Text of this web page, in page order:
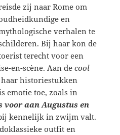
zij naar Rome om
en
verhalen te
Bij haar kon de
terecht voor een
en-scène. Aan decool
historiestukken
emotie toe, zoals in
voor aan Augustus en
kennelijk in zwijm valt.
outfit en